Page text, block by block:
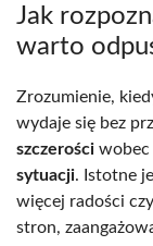
Jak
warto
Zrozumienie,
wydaje się bez
szczerości wobec
sytuacji. Istotne
więcej radości
stron,